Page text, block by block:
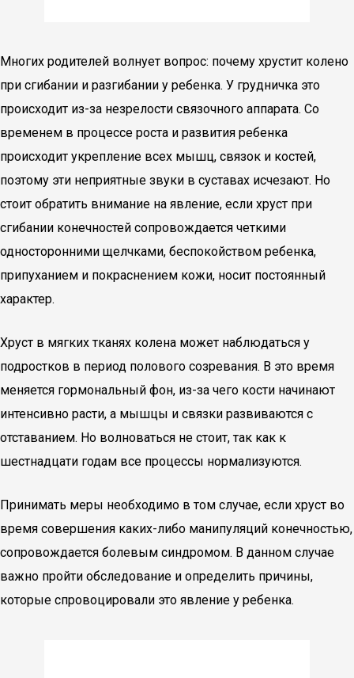
Многих родителей волнует вопрос: почему хрустит колено
при сгибании и разгибании у ребенка. У грудничка это
происходит из-за незрелости связочного аппарата. Со
временем в процессе роста и развития ребенка
происходит укрепление всех мышц, связок и костей,
поэтому эти неприятные звуки в суставах исчезают. Но
стоит обратить внимание на явление, если хруст при
сгибании конечностей сопровождается четкими
односторонними щелчками, беспокойством ребенка,
припуханием и покраснением кожи, носит постоянный
характер.
Хруст в мягких тканях колена может наблюдаться у
подростков в период полового созревания. В это время
меняется гормональный фон, из-за чего кости начинают
интенсивно расти, а мышцы и связки развиваются с
отставанием. Но волноваться не стоит, так как к
шестнадцати годам все процессы нормализуются.
Принимать меры необходимо в том случае, если хруст во
время совершения каких-либо манипуляций конечностью,
сопровождается болевым синдромом. В данном случае
важно пройти обследование и определить причины,
которые спровоцировали это явление у ребенка.